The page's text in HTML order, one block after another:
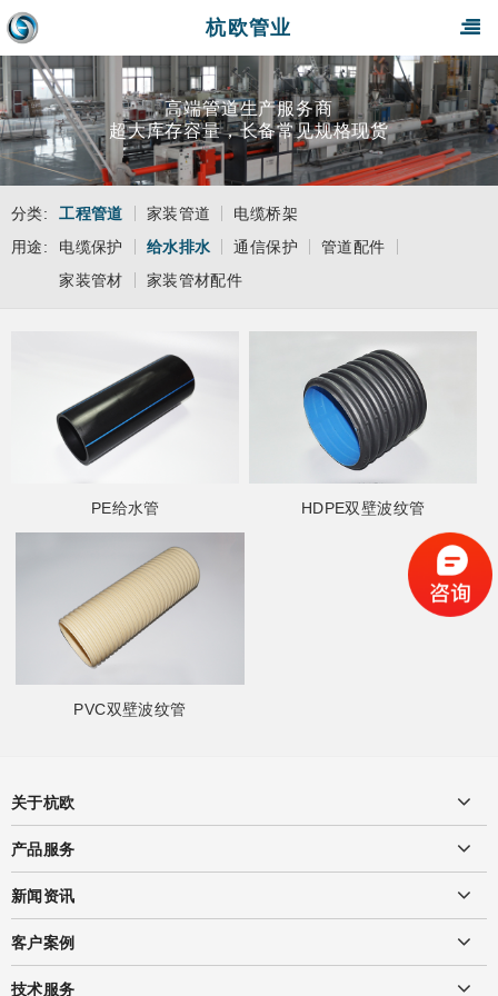
杭欧管业
高端管道生产服务商
超大库存容量，长备常见规格现货
分类: 工程管道 家装管道
电缆桥架
用途:
电缆保护 给水排水 通信保护
管道配件
家装管材
家装管材配件
PE给水管 HDPE双壁波纹管
PVC双壁波纹管
关于杭欧
产品服务
新闻资讯
客户案例
技术服务